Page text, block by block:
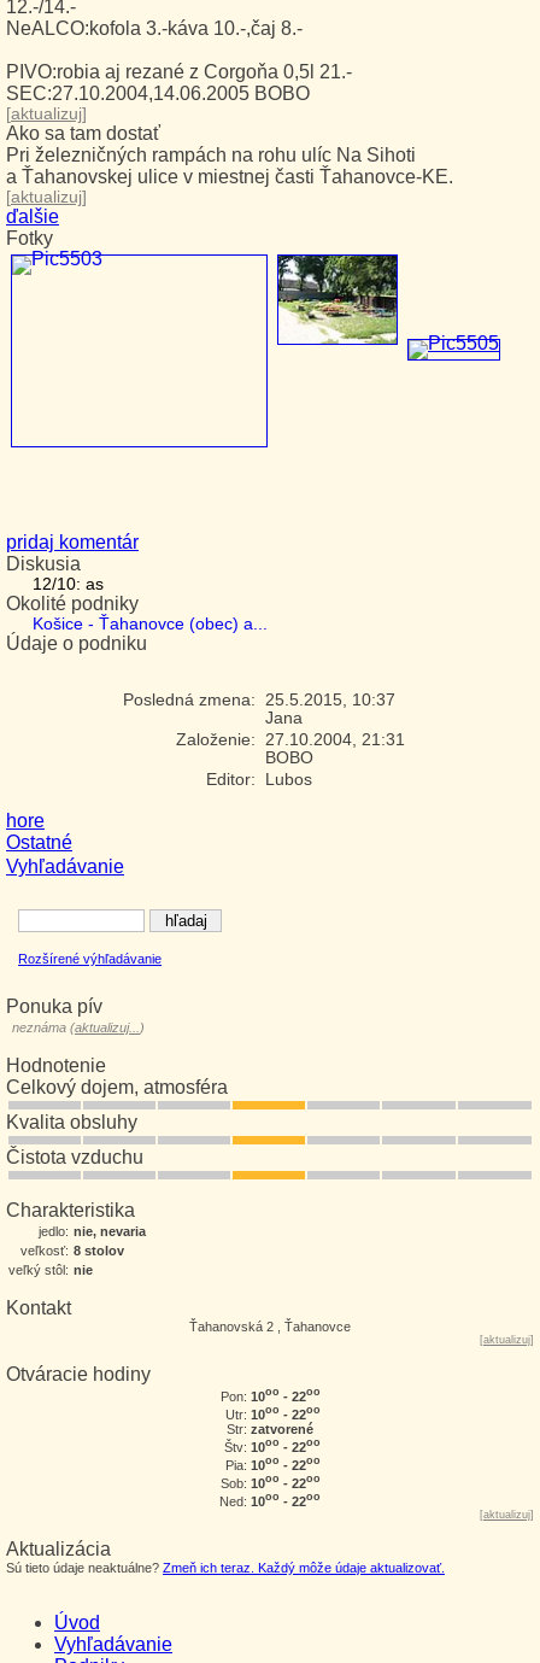
Vyhľadávanie
Rozšírené výhľadávanie
Ponuka pív
neznáma (aktualizuj... )
Hodnotenie
Celkový dojem, atmosféra
Kvalita obsluhy
Čistota vzduchu
Charakteristika
jedlo: nie, nevaria
veľkosť: 8 stolov
veľký stôl: nie
Kontakt
Ťahanovská 2 , Ťahanovce
[aktualizuj]
Otváracie hodiny
Pon: 10oo - 22oo
Utr: 10oo - 22oo
Str: zatvorené
Štv: 10oo - 22oo
Pia: 10oo - 22oo
Sob: 10oo - 22oo
Ned: 10oo - 22oo
[aktualizuj]
Aktualizácia
Sú tieto údaje neaktuálne? Zmeň ich teraz. Každý môže údaje aktualizovať.
12.-/14.-
NeALCO:kofola 3.-káva 10.-,čaj 8.-
PIVO:robia aj rezané z Corgoňa 0,5l 21.-
SEC:27.10.2004,14.06.2005 BOBO
[aktualizuj]
Ako sa tam dostať
Pri železničných rampách na rohu ulíc Na Sihoti
a Ťahanovskej ulice v miestnej časti Ťahanovce-KE.
[aktualizuj]
ďalšie
Fotky
pridaj komentár
Diskusia
12/10: as
Okolité podniky
Košice - Ťahanovce (obec) a...
Údaje o podniku
Posledná zmena: 25.5.2015, 10:37
Jana
Založenie: 27.10.2004, 21:31
BOBO
Editor:
Lubos
hore
Ostatné
Úvod
Vyhľadávanie